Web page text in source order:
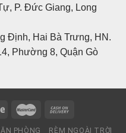
P. Đức Giang, Long
Định, Hai Bà Trưng, HN.
Phường 8, Quận Gò
PHÒNG RÈM NGOÀI TRỜI